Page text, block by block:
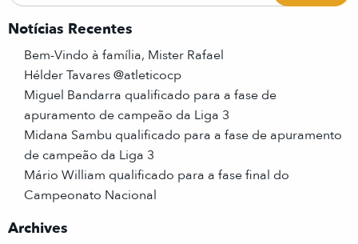
Notícias Recentes
Bem-Vindo à família, Mister Rafael
Hélder Tavares @atleticocp
Miguel Bandarra qualificado para a fase de
apuramento de campeão da Liga 3
Midana Sambu qualificado para a fase de apuramento
de campeão da Liga 3
Mário William qualificado para a fase final do
Campeonato Nacional
Archives